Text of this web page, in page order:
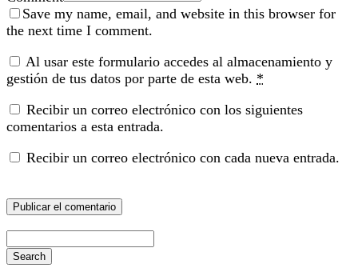
Save my name, email, and website in this browser for
the next time I comment.
Al usar este formulario accedes al almacenamiento y
gestión de tus datos por parte de esta web. *
Recibir un correo electrónico con los siguientes
comentarios a esta entrada.
Recibir un correo electrónico con cada nueva entrada.
Search